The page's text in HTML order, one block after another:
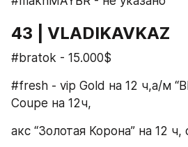
43 | VLADIKAVKAZ
#bratok - 15.000$
#fresh - vip Gold на 12 ч,а/м
Coupe на 12ч,
акс “Золотая Корона” на 12 ч,